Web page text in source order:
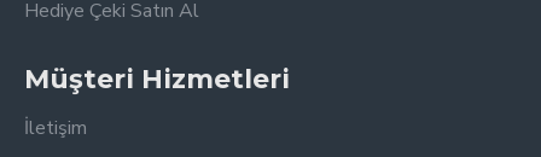
Hediye Çeki Satın Al
Müşteri Hizmetleri
İletişim